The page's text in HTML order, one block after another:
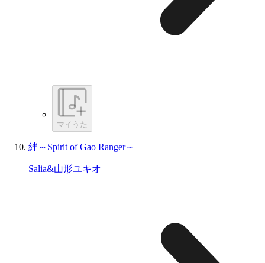
マイうた
絆～Spirit of Gao Ranger～
Salia&山形ユキオ